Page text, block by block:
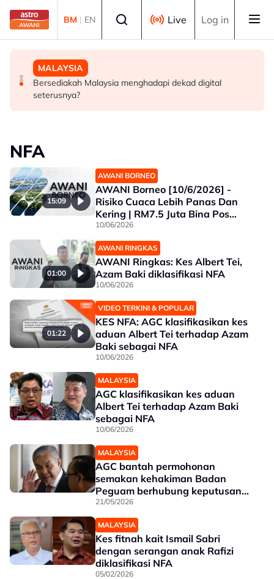
Skip to main content
BM | EN Live Log in
TEKNOLOGI
OpenAI teruskan pembangunan peranti AI walaupun
disaman Apple
MALAYSIA
Lelaki mengaku bersalah guna kekerasan jenayah
terhadap rakan sekerja wanita
MALAYSIA
Bersediakah Malaysia menghadapi dekad digital
seterusnya?
NFA
15:09
AWANI BORNEO
AWANI Borneo [10/6/2026] -
Risiko Cuaca Lebih Panas Dan
Kering | RM7.5 Juta Bina Pos
Kawalan Sempadan | Kes Aduan
Albert Tei NFA
10/06/2026
01:00
AWANI RINGKAS
AWANI Ringkas: Kes Albert Tei,
Azam Baki diklasifikasi NFA
10/06/2026
01:22
VIDEO TERKINI & POPULAR
KES NFA: AGC klasifikasikan kes
aduan Albert Tei terhadap Azam
Baki sebagai NFA
10/06/2026
MALAYSIA
AGC klasifikasikan kes aduan
Albert Tei terhadap Azam Baki
sebagai NFA
10/06/2026
MALAYSIA
AGC bantah permohonan
semakan kehakiman Badan
Peguam berhubung keputusan
NFA kes Zahid
21/05/2026
MALAYSIA
Kes fitnah kait Ismail Sabri
dengan serangan anak Rafizi
diklasifikasi NFA
05/02/2026